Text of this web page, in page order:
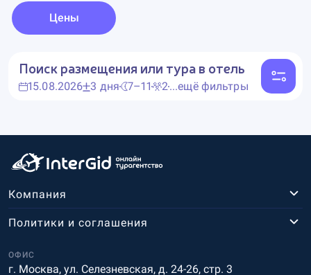
Цены
Поиск размещения или тура в отель
15.08.2026 3 дня 7–11 2...ещё фильтры
Компания
ОФИС
г. Москва, ул. Селезневская, д. 24-26, стр. 3
Политики и соглашения